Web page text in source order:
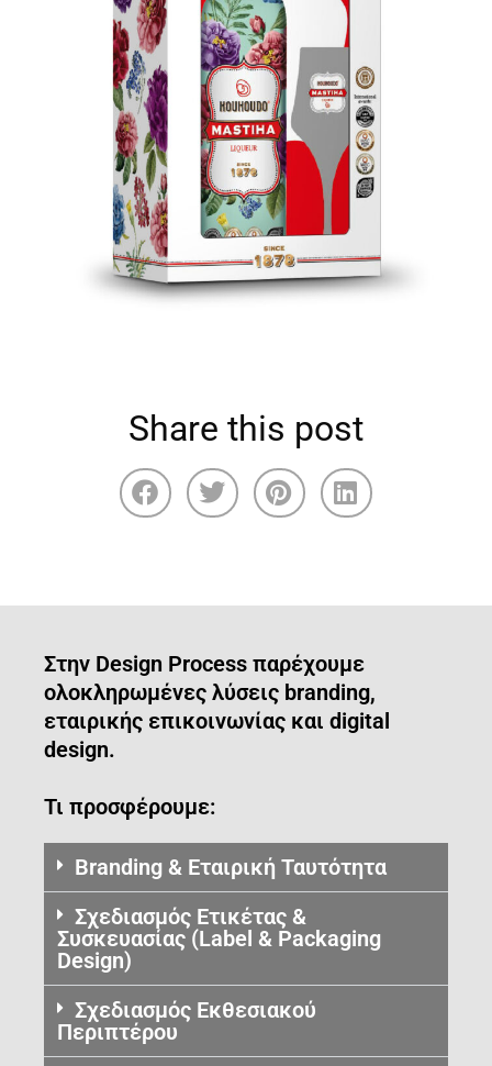
Share this post
Στην Design Process παρέχουμε
ολοκληρωμένες λύσεις branding,
εταιρικής επικοινωνίας και digital
design.
Τι προσφέρουμε:
Branding & Εταιρική Ταυτότητα
Σχεδιασμός Ετικέτας &
Συσκευασίας (Label & Packaging
Design)
Σχεδιασμός Εκθεσιακού
Περιπτέρου